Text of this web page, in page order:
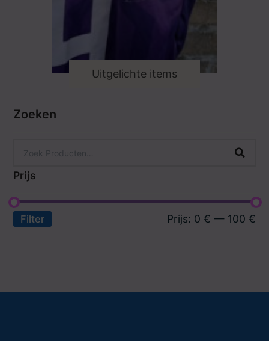
Uitgelichte items
Zoeken
Prijs
Filter Prijs: 0 € — 100 €